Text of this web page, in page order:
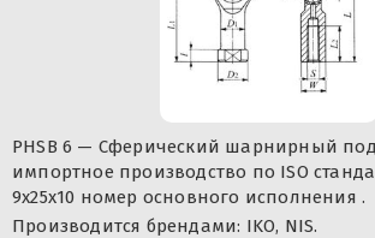
PHSB 6 — Сферический шарнирный
импортное производство по ISO
9x25x10 номер основного исполнения .
Производится брендами: IKO, NIS.